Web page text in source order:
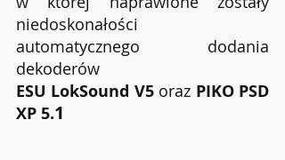
niedoskonałości
automatycznego dodania
dekoderów
ESU LokSound V5 oraz PIKO PSD
XP 5.1